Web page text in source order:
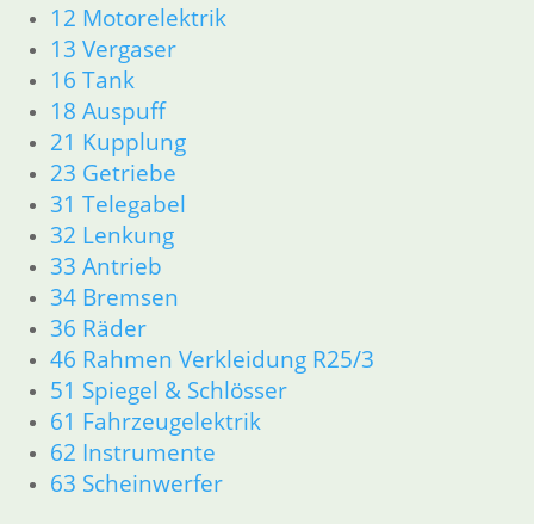
12 Motorelektrik
13 Vergaser
16 Tank
18 Auspuff
21 Kupplung
23 Getriebe
31 Telegabel
32 Lenkung
33 Antrieb
34 Bremsen
36 Räder
46 Rahmen Verkleidung R25/3
51 Spiegel & Schlösser
61 Fahrzeugelektrik
62 Instrumente
63 Scheinwerfer
inkl. MwSt.
zzgl. Versandkosten
In den Warenkorb
Deckel Werkzeugkasten
34,70€
Artikelnummer: 1452427
inkl. MwSt.
zzgl.Versandkosten
In den Warenkorb
Anschlagpuffer
6,45
Artikelnummer: 1852347
inkl. MwSt.